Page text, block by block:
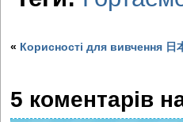
« Корисності для вивчення 日
5 коментарів